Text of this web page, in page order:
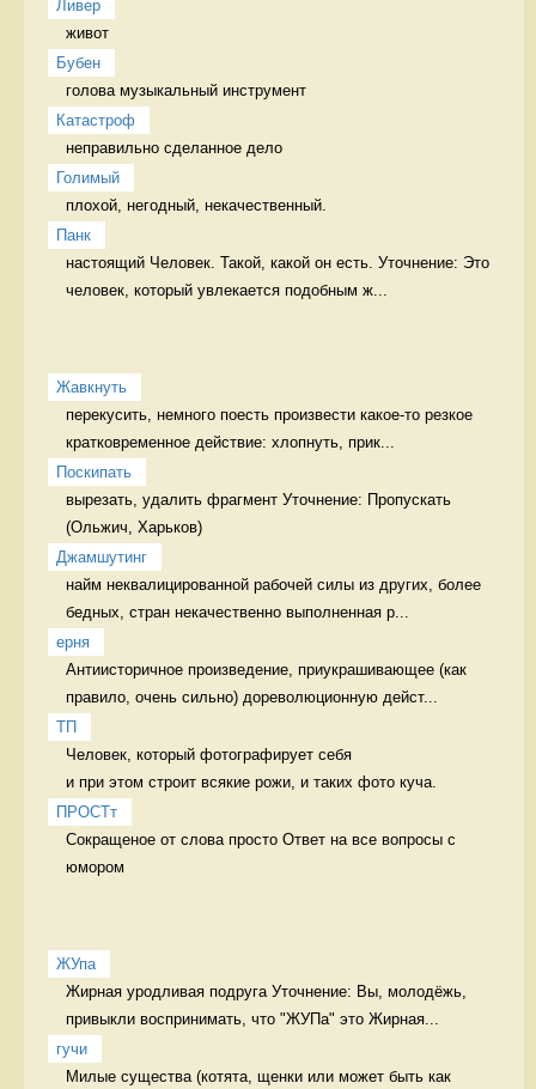
Ливер
живот
Бубен
голова музыкальный инструмент
Катастроф
неправильно сделанное дело
Голимый
плохой, негодный, некачественный.
Панк
настоящий Человек. Такой, какой он есть. Уточнение: Это
человек, который увлекается подобным ж...
Жавкнуть
перекусить, немного поесть произвести какое-то резкое
кратковременное действие: хлопнуть, прик...
Поскипать
вырезать, удалить фрагмент Уточнение: Пропускать
Джамшутинг
найм неквалицированной рабочей силы из других, более
бедных, стран некачественно выполненная р...
ерня
Антиисторичное произведение, приукрашивающее (как
правило, очень сильно) дореволюционную дейст...
ТП
Человек, который фотографирует себя
и при этом строит всякие рожи, и таких фото куча.
ПРОСТт
Сокращеное от слова просто Ответ на все вопросы с
юмором
ЖУпа
Жирная уродливая подруга Уточнение: Вы, молодёжь,
привыкли воспринимать, что "ЖУПа" это Жирная...
гучи
Милые существа (котята, щенки или может быть как